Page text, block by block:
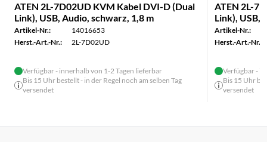
ATEN 2L-7D02UD KVM Kabel DVI-D (Dual
Link), USB, Audio, schwarz, 1,8 m
Artikel-Nr.:
14016653
Herst.-Art.-Nr.:
2L-7D02UD
Verfügbar - innerhalb von 1-2 Tagen lieferbar
Bis 15 Uhr bestellt - in der Regel noch am selben Tag
versendet
ATEN 2L-
Link), USB,
Artikel-Nr.:
Herst.-Art.-Nr.:
Verfügbar -
Bis 15 Uhr
versendet